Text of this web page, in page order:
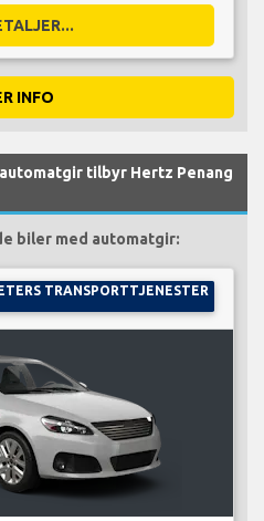
INFO
tilbyr Hertz Penang
biler med automatgir:
TRANSPORTTJENESTER